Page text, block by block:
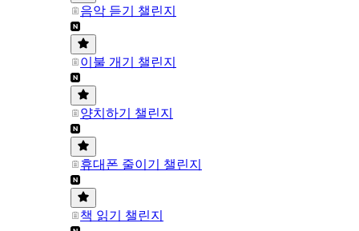
음악 듣기 챌린지
이불 개기 챌린지
양치하기 챌린지
휴대폰 줄이기 챌린지
책 읽기 챌린지